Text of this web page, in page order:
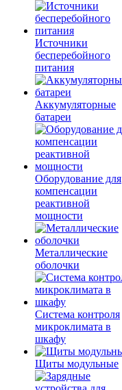
Источники
бесперебойного
питания
Аккумуляторные
батареи
Оборудование для
компенсации
реактивной
мощности
Металлические
оболочки
Система контроля
микроклимата в
шкафу
Щиты модульные